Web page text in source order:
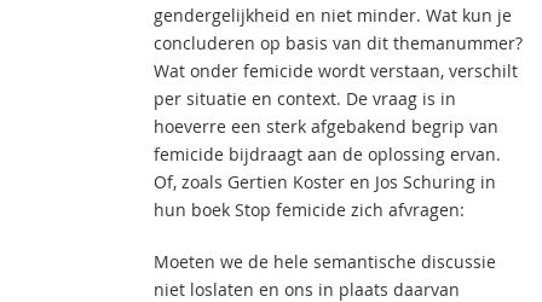
gendergelijkheid en niet minder. Wat kun je
concluderen op basis van dit themanummer?
Wat onder femicide wordt verstaan, verschilt
per situatie en context. De vraag is in
hoeverre een sterk afgebakend begrip van
femicide bijdraagt aan de oplossing ervan.
Of, zoals Gertien Koster en Jos Schuring in
hun boek Stop femicide zich afvragen:
Moeten we de hele semantische discussie
niet loslaten en ons in plaats daarvan